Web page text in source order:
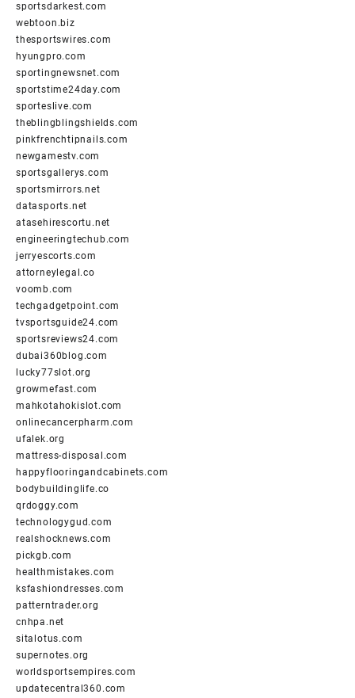
sportsdarkest.com
webtoon.biz
thesportswires.com
hyungpro.com
sportingnewsnet.com
sportstime24day.com
sporteslive.com
theblingblingshields.com
pinkfrenchtipnails.com
newgamestv.com
sportsgallerys.com
sportsmirrors.net
datasports.net
atasehirescortu.net
engineeringtechub.com
jerryescorts.com
attorneylegal.co
voomb.com
techgadgetpoint.com
tvsportsguide24.com
sportsreviews24.com
dubai360blog.com
lucky77slot.org
growmefast.com
mahkotahokislot.com
onlinecancerpharm.com
ufalek.org
mattress-disposal.com
happyflooringandcabinets.com
bodybuildinglife.co
qrdoggy.com
technologygud.com
realshocknews.com
pickgb.com
healthmistakes.com
ksfashiondresses.com
patterntrader.org
cnhpa.net
sitalotus.com
supernotes.org
worldsportsempires.com
updatecentral360.com